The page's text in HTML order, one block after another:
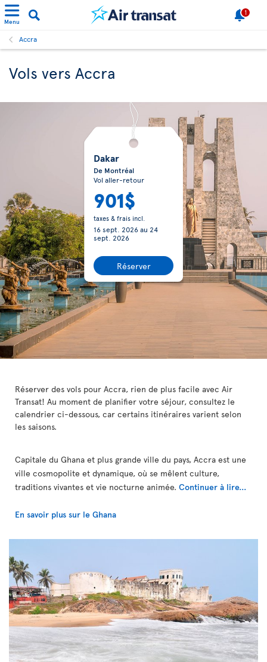
Menu
1
Accra
Vols vers Accra
Dakar
De Montréal
Vol aller-retour
901$
taxes & frais incl.
16 sept. 2026au 24
sept. 2026
Réserver
Réserver des vols pour Accra, rien de plus facile avec Air
Transat! Au moment de planifier votre séjour, consultez le
calendrier ci-dessous, car certains itinéraires varient selon
les saisons.
Capitale du Ghana et plus grande ville du pays, Accra est une
ville cosmopolite et dynamique, où se mêlent culture,
traditions vivantes et vie nocturne animée. Continuer à lire...
En savoir plus sur le Ghana